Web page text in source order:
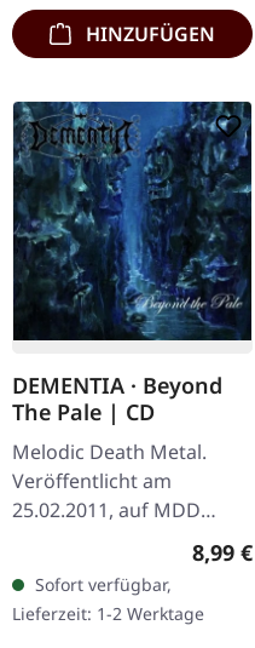
HINZUFÜGEN
DEMENTIA · Beyond
The Pale | CD
Melodic Death Metal.
Veröffentlicht am
25.02.2011, auf MDD
Records. CD im Jewelcase.
Dementias "Beyond The
Pale" steht als
überzeugendes Zeugnis
8,99 €
Sofort verfügbar,
Lieferzeit: 1-2 Werktage